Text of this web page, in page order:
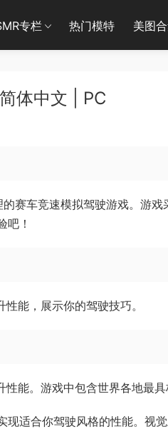
专栏 热门模特 美图
体中文 | PC
赛车竞速模拟驾驶游戏。游戏
吧！
能，展示你的驾驶技巧。
能。游戏中包含世界各地最具
适合你驾驶风格的性能。视